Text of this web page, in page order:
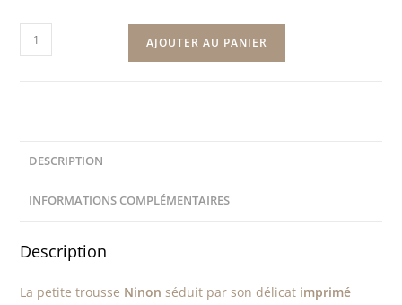
AJOUTER AU PANIER
DESCRIPTION
INFORMATIONS COMPLÉMENTAIRES
Description
La petite trousse Ninon séduit par son délicat imprimé